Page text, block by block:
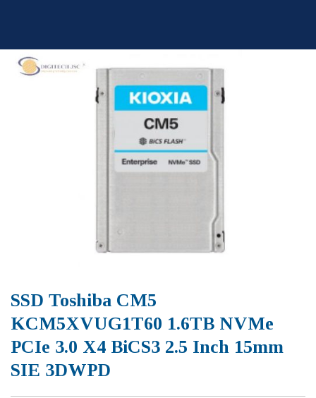
SSD Toshiba CM5
KCM5XVUG1T60 1.6TB NVMe
PCIe 3.0 X4 BiCS3 2.5 Inch 15mm
SIE 3DWPD